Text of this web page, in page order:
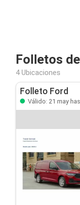
Folletos
4 Ubicaciones
Folleto Ford
Válido: 21 may